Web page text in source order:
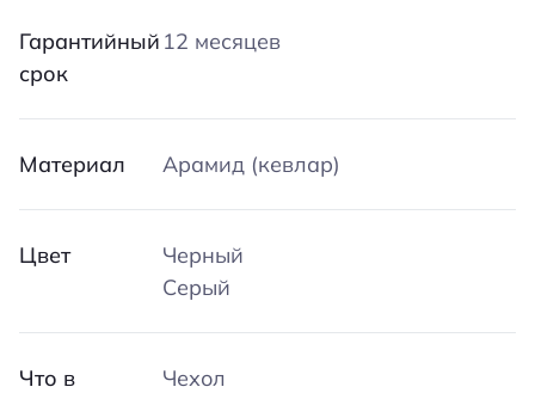
Гарантийный
срок
12 месяцев
Материал Арамид (кевлар)
Цвет
Черный
Серый
Что в
Чехол